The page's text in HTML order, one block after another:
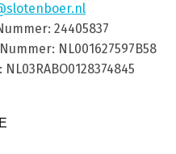
24405837
Nummer: NL001627597B58
NL03RABO0128374845